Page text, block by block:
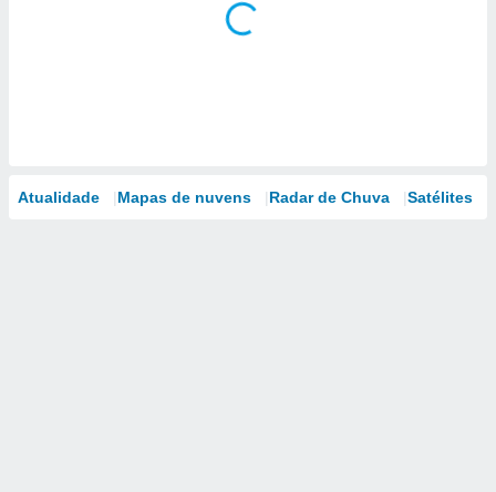
Atualidade Mapas de nuvens Radar de Chuva Satélites